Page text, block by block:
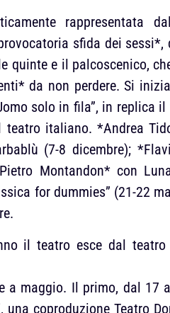
rappresentata
sfida dei sessi*,
quinte e il palcoscenico,
da non perdere. Si
solo in fila”, in replica
italiano. *Andrea
(7-8 dicembre);
Montandon* con
for dummies” (21-22
il teatro esce dal
a maggio. Il primo, dal 17
coproduzione Teatro